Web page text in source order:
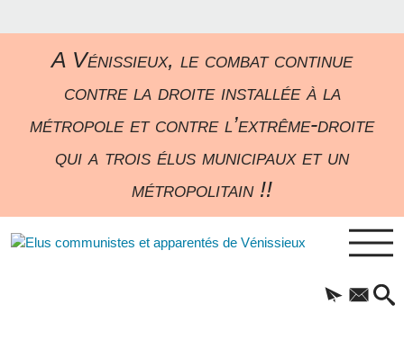
A Vénissieux, le combat continue
contre la droite installée à la
métropole et contre l’extrême-droite
qui a trois élus municipaux et un
métropolitain !!